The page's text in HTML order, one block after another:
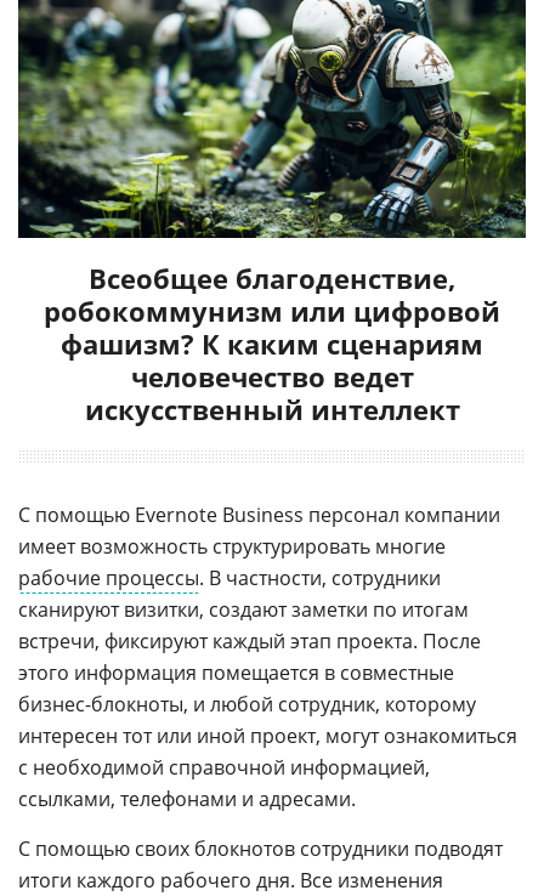
Всеобщее благоденствие,
робокоммунизм или цифровой
фашизм? К каким сценариям
человечество ведет
искусственный интеллект
С помощью Evernote Business персонал компании
имеет возможность структурировать многие
рабочие процессы. В частности, сотрудники
сканируют визитки, создают заметки по итогам
встречи, фиксируют каждый этап проекта. После
этого информация помещается в совместные
бизнес-блокноты, и любой сотрудник, которому
интересен тот или иной проект, могут ознакомиться
с необходимой справочной информацией,
ссылками, телефонами и адресами.
С помощью своих блокнотов сотрудники подводят
итоги каждого рабочего дня. Все изменения